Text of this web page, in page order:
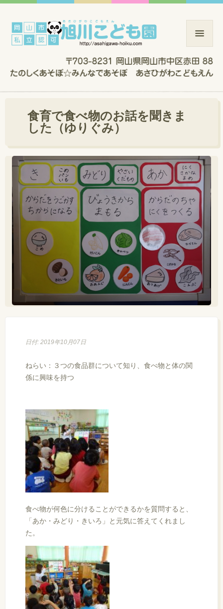
食育で食べ物のお話を聞きま
した（ゆりぐみ）
日付: 2019年10月07日
ねらい：３つの食品群について知り、食べ物と体の関
係に興味を持つ
食べ物が何色に分けることができるかを質問すると、
「あか・みどり・きいろ」と元気に答えてくれまし
た。